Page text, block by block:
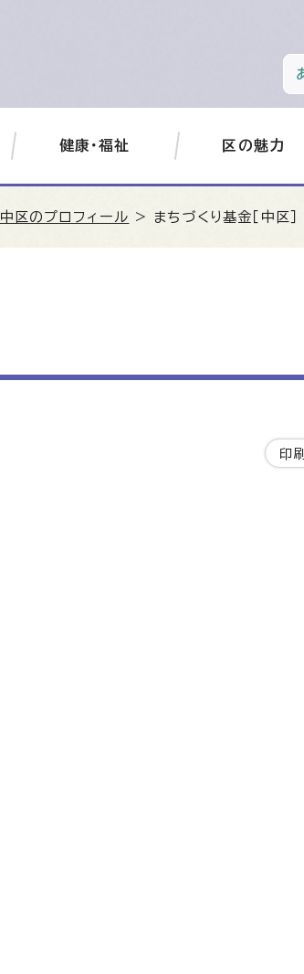
健康・福祉 区の魅力
中区のプロフィール > まちづくり基金［中区］
印刷